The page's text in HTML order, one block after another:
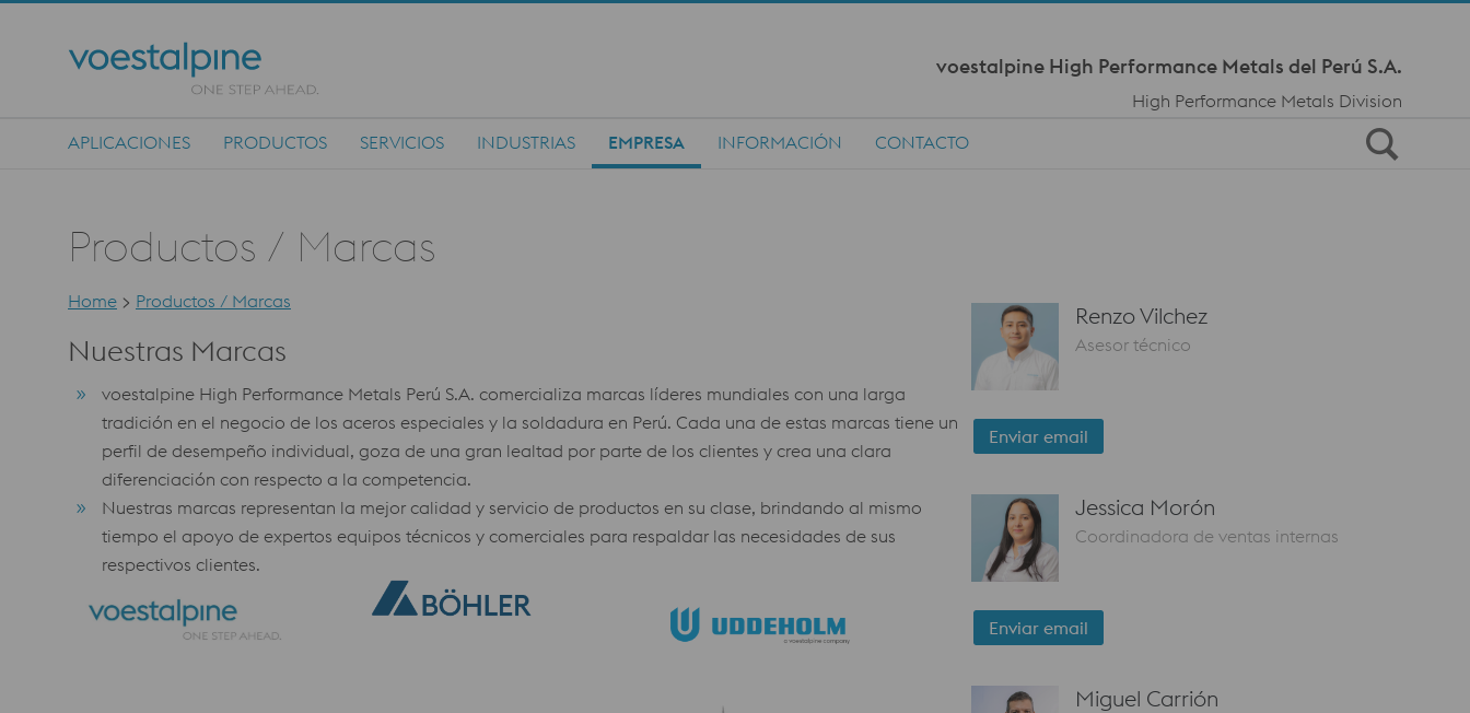
voestalpine High Performance Metals del Perú S.A.
High Performance Metals Division
APLICACIONES PRODUCTOS SERVICIOS INDUSTRIAS EMPRESA INFORMACIÓN CONTACTO
Productos / Marcas
Home > Productos / Marcas
Nuestras Marcas
voestalpine High Performance Metals Perú S.A. comercializa marcas líderes mundiales con una larga
tradición en el negocio de los aceros especiales y la soldadura en Perú. Cada una de estas marcas tiene un
perfil de desempeño individual, goza de una gran lealtad por parte de los clientes y crea una clara
diferenciación con respecto a la competencia.
Nuestras marcas representan la mejor calidad y servicio de productos en su clase, brindando al mismo
tiempo el apoyo de expertos equipos técnicos y comerciales para respaldar las necesidades de sus
respectivos clientes.
Renzo Vilchez
Asesor técnico
Enviar email
Jessica Morón
Coordinadora de ventas internas
Enviar email
Miguel Carrión